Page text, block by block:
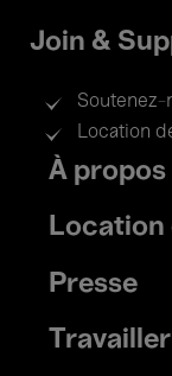
Join &
Soutenez-
Location
Footer
menu
À propos
Location
Presse